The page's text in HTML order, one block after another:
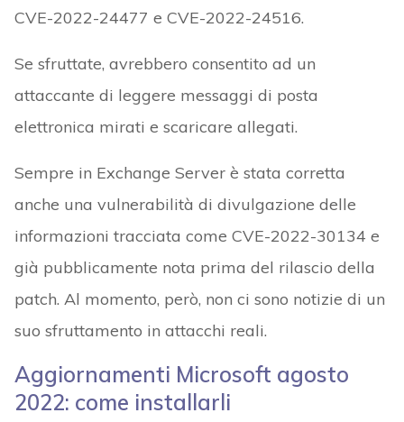
CVE-2022-24477 e CVE-2022-24516.
Se sfruttate, avrebbero consentito ad un
attaccante di leggere messaggi di posta
elettronica mirati e scaricare allegati.
Sempre in Exchange Server è stata corretta
anche una vulnerabilità di divulgazione delle
informazioni tracciata come CVE-2022-30134 e
già pubblicamente nota prima del rilascio della
patch. Al momento, però, non ci sono notizie di un
suo sfruttamento in attacchi reali.
Aggiornamenti Microsoft agosto
2022: come installarli